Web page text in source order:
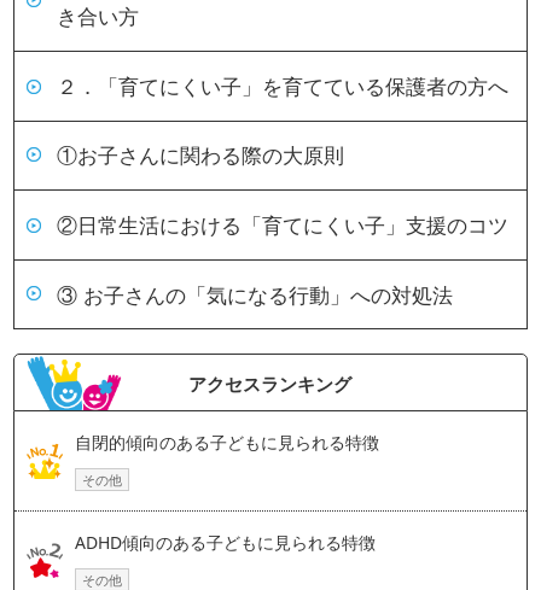
き合い方
２．「育てにくい子」を育てている保護者の方へ
①お子さんに関わる際の大原則
②日常生活における「育てにくい子」支援のコツ
③ お子さんの「気になる行動」への対処法
アクセスランキング
自閉的傾向のある子どもに見られる特徴
その他
ADHD傾向のある子どもに見られる特徴
その他